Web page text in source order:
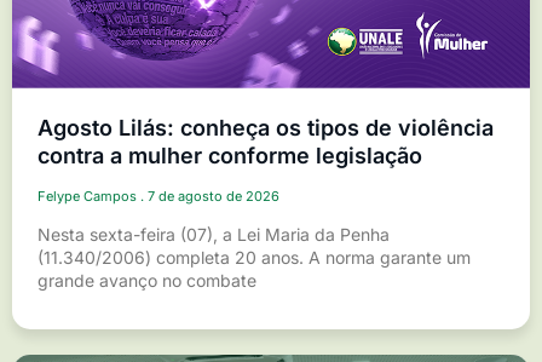
Agosto Lilás: conheça os tipos de violência
contra a mulher conforme legislação
Felype Campos 7 de agosto de 2026
Nesta sexta-feira (07), a Lei Maria da Penha
(11.340/2006) completa 20 anos. A norma garante um
grande avanço no combate